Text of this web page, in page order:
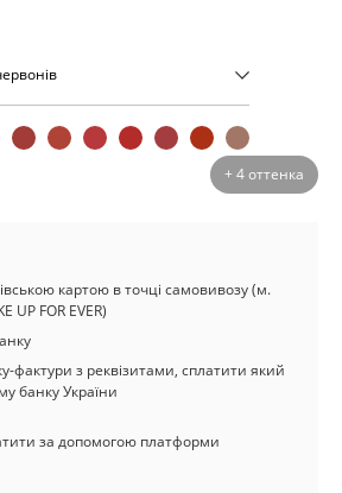
+ 4 оттенка
картою в точці самовивозу (м.
UP FOR EVER)
фактури з реквізитами, сплатити який
банку України
за допомогою платформи